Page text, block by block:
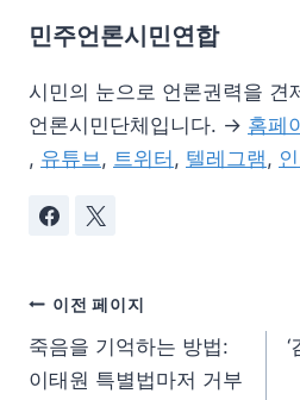
민주언론시민연합
시민의 눈으로 언론권력을 견
언론시민단체입니다. → 홈페
, 유튜브, 트위터 , 텔레그램,
이전 페이지
죽음을 기억하는 방법:
이태원 특별법마저 거부